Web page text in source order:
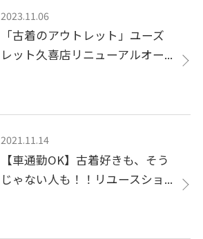
2023.11.06
「古着のアウトレット」ユーズ
レット久喜店リニューアルオー...
2021.11.14
【車通勤OK】古着好きも、そう
じゃない人も！！リユースショ...